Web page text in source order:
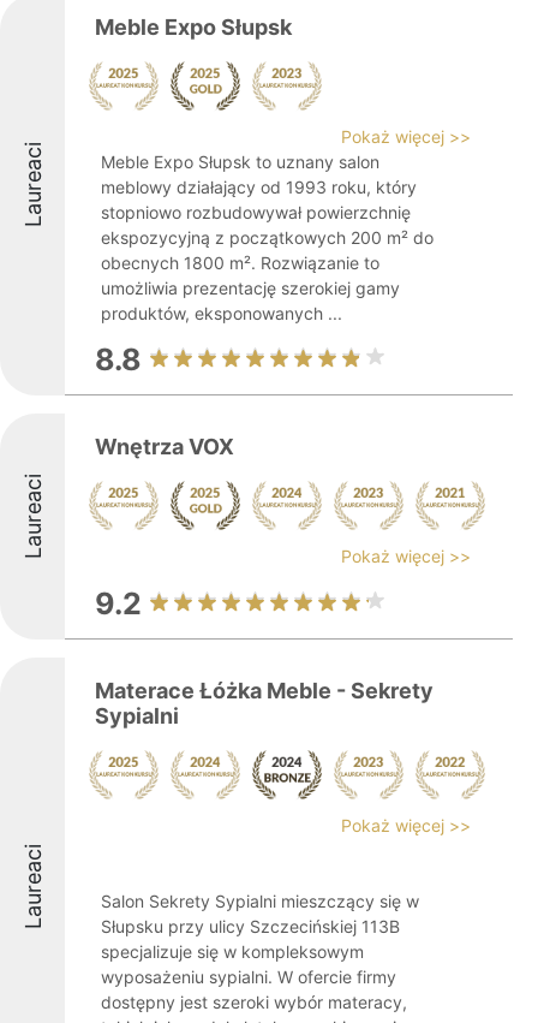
Laureaci
Meble Expo Słupsk
Pokaż więcej >>
Meble Expo Słupsk to uznany salon
meblowy działający od 1993 roku, który
stopniowo rozbudowywał powierzchnię
ekspozycyjną z początkowych 200 m² do
obecnych 1800 m². Rozwiązanie to
umożliwia prezentację szerokiej gamy
produktów, eksponowanych ...
8.8
Laureaci
Wnętrza VOX
Pokaż więcej >>
9.2
Laureaci
Materace Łóżka Meble - Sekrety
Sypialni
Pokaż więcej >>
Salon Sekrety Sypialni mieszczący się w
Słupsku przy ulicy Szczecińskiej 113B
specjalizuje się w kompleksowym
wyposażeniu sypialni. W ofercie firmy
dostępny jest szeroki wybór materacy,